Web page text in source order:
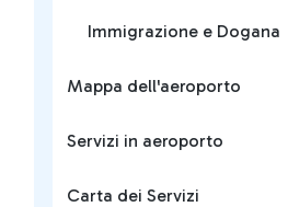
Immigrazione e Dogana
Mappa dell'aeroporto
Servizi in aeroporto
Carta dei Servizi